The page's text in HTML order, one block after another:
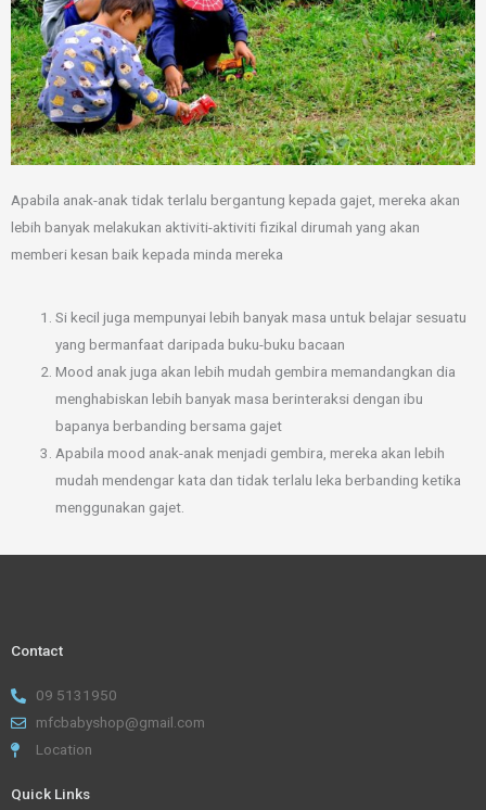
Apabila anak-anak tidak terlalu bergantung kepada gajet, mereka akan
lebih banyak melakukan aktiviti-aktiviti fizikal dirumah yang akan
memberi kesan baik kepada minda mereka
Si kecil juga mempunyai lebih banyak masa untuk belajar sesuatu
yang bermanfaat daripada buku-buku bacaan
Mood anak juga akan lebih mudah gembira memandangkan dia
menghabiskan lebih banyak masa berinteraksi dengan ibu
bapanya berbanding bersama gajet
Apabila mood anak-anak menjadi gembira, mereka akan lebih
mudah mendengar kata dan tidak terlalu leka berbanding ketika
menggunakan gajet.
Contact
09 5131950
mfcbabyshop@gmail.com
Location
Quick Links